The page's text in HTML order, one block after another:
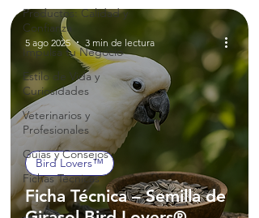
Productos: Calidad y
Confianza
Impulsa tu Negocio
Estilo de Vida y
Curiosidades
Veterinarios y
Profesionales
Guías y Consejos
Fichas Técnicas
Ficha Técnica – Semilla de
Bird Lovers™
5 ago 2025 3 min de lectura